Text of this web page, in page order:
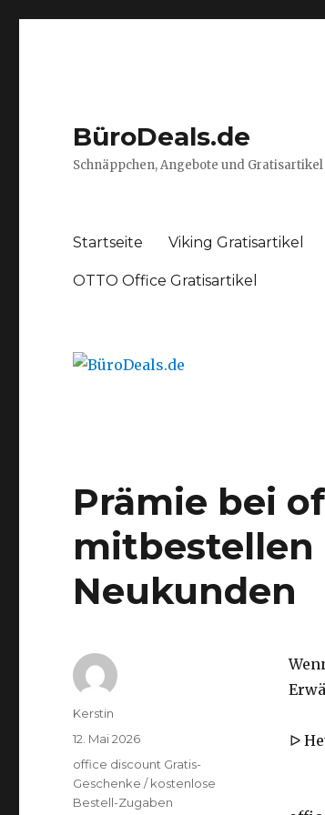
BüroDeals.de
Schnäppchen, Angebote und
Startseite Viking Gratisartikel
OTTO Office Gratisartikel
Prämie bei
mitbestellen
Neukunden
ᐅ
Autor
Kerstin
Veröffentlicht
am
12. Mai 2026
Kategorien
office discount Gratis-
Geschenke / kostenlose
Bestell-Zugaben